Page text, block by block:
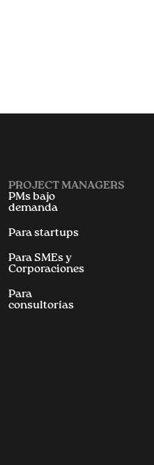
PROJECT MANAGERS
PMs bajo
demanda
Para startups
Para SMEs y
Corporaciones
Para
consultorías